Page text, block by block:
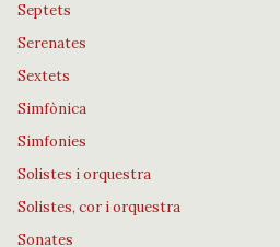
Septets
Serenates
Sextets
Simfònica
Simfonies
Solistes i orquestra
Solistes, cor i orquestra
Sonates